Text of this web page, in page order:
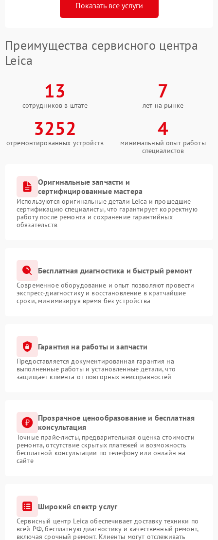
Показать все услуги
Преимущества сервисного центра
Leica
13
сотрудников в штате
7
лет на рынке
3252
отремонтированных устройств
4
минимальный опыт работы
специалистов
Оригинальные запчасти и
сертифицированные мастера
Используются оригинальные детали Leica и прошедшие
сертификацию специалисты, что гарантирует корректную
работу после ремонта и сохранение гарантийных
обязательств
Бесплатная диагностика и быстрый ремонт
Современное оборудование и опыт позволяют провести
экспресс-диагностику и восстановление в кратчайшие
сроки, минимизируя время без устройства
Гарантия на работы и запчасти
Предоставляется документированная гарантия на
выполненные работы и установленные детали, что
защищает клиента от повторных неисправностей
Прозрачное ценообразование и бесплатная
консультация
Точные прайс-листы, предварительная оценка стоимости
ремонта, отсутствие скрытых платежей и возможность
бесплатной консультации по телефону или онлайн на
сайте
Широкий спектр услуг
Сервисный центр Leica обеспечивает доставку техники по
всей РФ, бесплатную диагностику и качественный ремонт,
включая срочный ремонт. Клиенты могут отслеживать